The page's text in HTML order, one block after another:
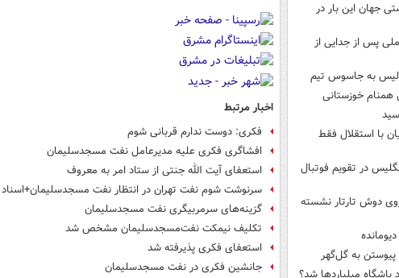
جهان این بار در
پس از جدایی از
به جاسوس تیم
همنام خوزستانی
با استقلال فقط
در تقویم فوتبال
دوش تارتار نشسته
پیوستن به گل‌گهر
میلیاردها شد؟
اخبار مرتبط
فکری: دوست ندارم قربانی شوم
افشاگری فکری علیه مدیرعامل نفت مسجدسلیمان
استعفای آیت الله جنتی از ستاد امر به معروف
سرنوشت شوم نفت تهران در انتظار نفت مسجدسلیمان+اسناد
گزینه‌های سرمربیگری نفت مسجدسلیمان
تکلیف نیمکت نفت‌مسجدسلیمان مشخص شد
استعفای فکری پذیرفته شد
جانشین فکری در نفت مسجدسلیمان